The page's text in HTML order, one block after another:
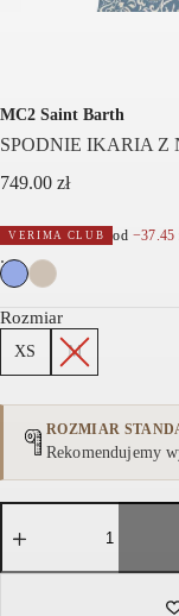
MC2 Saint Barth
SPODNIE IKARIA
749.00 zł
VERIMA CLUB od −37.45
Rozmiar
XS M
ROZMIAR
Rekomendujemy
ilość
SPODNIE
IKARIA
Z